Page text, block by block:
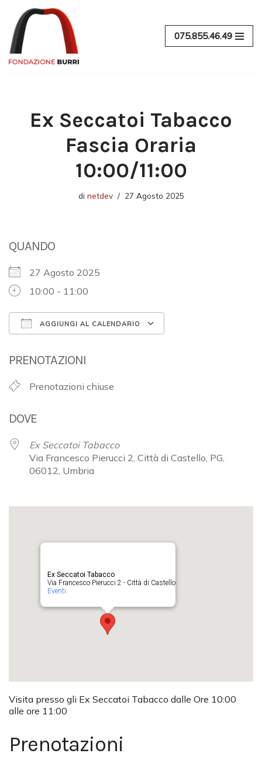
Vai
al
contenuto
075.855.46.49
Ex Seccatoi Tabacco
Fascia Oraria
10:00/11:00
di netdev 27 Agosto 2025
QUANDO
27 Agosto 2025
10:00 - 11:00
AGGIUNGI AL CALENDARIO
PRENOTAZIONI
Prenotazioni chiuse
DOVE
Ex Seccatoi Tabacco
Via Francesco Pierucci 2, Città di Castello, PG,
06012, Umbria
Ex Seccatoi Tabacco
Via Francesco Pierucci 2 - Città di Castello
Eventi
Visita presso gli Ex Seccatoi Tabacco dalle Ore 10:00
alle ore 11:00
Prenotazioni